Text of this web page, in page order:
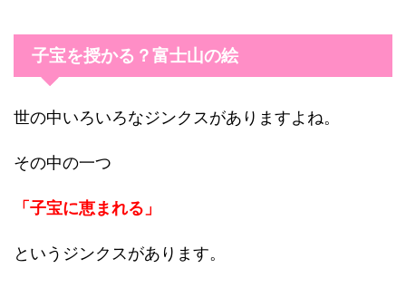
子宝を授かる？富士山の絵
世の中いろいろなジンクスがありますよね。
その中の一つ
「子宝に恵まれる」
というジンクスがあります。